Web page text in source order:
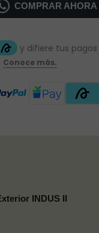
COMPRAR AHORA
INDUS II